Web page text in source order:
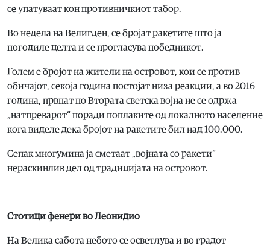
се упатуваат кон противничкиот табор.
Во недела на Велигден, се бројат ракетите што ја
погодиле целта и се прогласува победникот.
Голем е бројот на жители на островот, кои се против
обичајот, секоја година постојат низа реакции, а во 2016
година, првпат по Втората светска војна не се одржа
„натпреварот“ поради поплаките од локалното население
кога виделе дека бројот на ракетите бил над 100.000.
Сепак многумина ја сметаат „војната со ракети“
нераскинлив дел од традицијата на островот.
Стотици фенери во Леонидио
На Велика сабота небото се осветлува и во градот